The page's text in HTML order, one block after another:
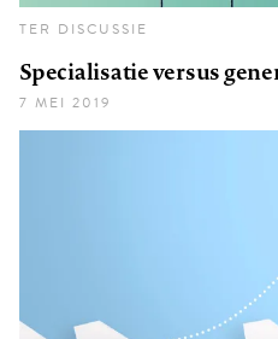
TER DISCUSSIE
Specialisatie versus
7 MEI 2019